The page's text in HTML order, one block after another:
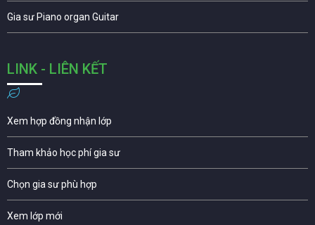
Gia sư Piano organ Guitar
LINK - LIÊN KẾT
Xem hợp đồng nhận lớp
Tham khảo học phí gia sư
Chọn gia sư phù hợp
Xem lớp mới